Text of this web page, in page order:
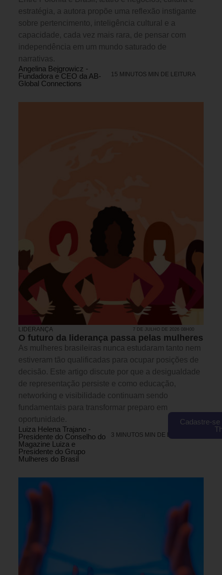
estratégia, a autora propõe uma reflexão instigante
sobre pertencimento, inteligência cultural e a
capacidade, cada vez mais rara, de pensar com
independência em um mundo saturado de
narrativas.
Angelina Bejgrowicz -
Fundadora e CEO da AB-
Global Connections
15 MINUTOS MIN DE LEITURA
LIDERANÇA 7 DE JULHO DE 2026 08H00
O futuro da liderança passa pelas mulheres
As mulheres brasileiras nunca estudaram tanto nem
estiveram tão qualificadas para ocupar posições de
decisão. Este artigo discute por que a desigualdade
de representação persiste e como educação,
networking e visibilidade continuam sendo
fundamentais para transformar preparo em
oportunidade.
Luiza Helena Trajano -
Presidente do Conselho do
Magazine Luiza e
Presidente do Grupo
Mulheres do Brasil
3 MINUTOS MIN DE LEITURA
Cadastre-